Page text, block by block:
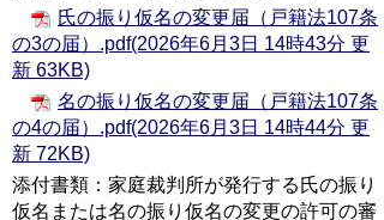
氏の振り仮名の変更届（戸籍法107条
の3の届）.pdf(2026年6月3日 14時43分 更
新 63KB)
名の振り仮名の変更届（戸籍法107条
の4の届）.pdf(2026年6月3日 14時44分 更
新 72KB)
添付書類：家庭裁判所が発行する氏の振り
仮名または名の振り仮名の変更の許可の審